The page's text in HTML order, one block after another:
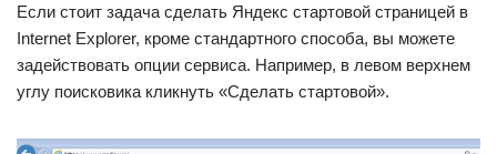
Если стоит задача сделать Яндекс стартовой страницей в
Internet Explorer, кроме стандартного способа, вы можете
задействовать опции сервиса. Например, в левом верхнем
углу поисковика кликнуть «Сделать стартовой».